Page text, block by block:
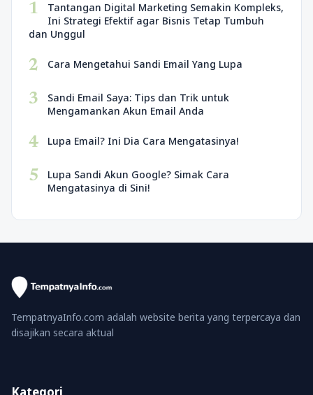
1
Tantangan Digital Marketing Semakin Kompleks,
Ini Strategi Efektif agar Bisnis Tetap Tumbuh
dan Unggul
2 Cara Mengetahui Sandi Email Yang Lupa
3
Sandi Email Saya: Tips dan Trik untuk
Mengamankan Akun Email Anda
4 Lupa Email? Ini Dia Cara Mengatasinya!
5
Lupa Sandi Akun Google? Simak Cara
Mengatasinya di Sini!
TempatnyaInfo.com adalah website berita yang terpercaya dan
disajikan secara aktual